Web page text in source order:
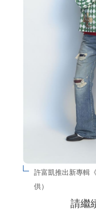
許富凱推出新專輯
供）
請繼